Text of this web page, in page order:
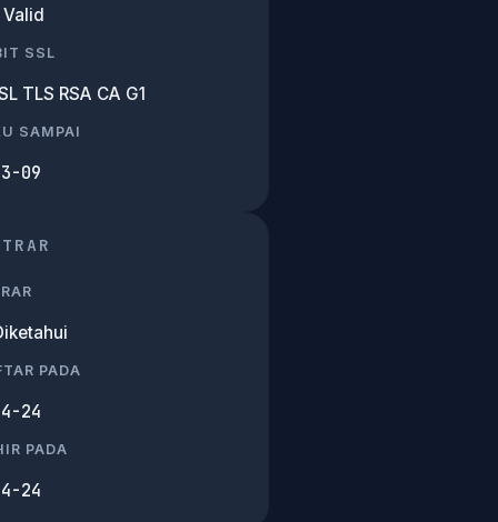
SSL
TLS RSA CA G1
SAMPAI
09
PADA
24
PADA
24